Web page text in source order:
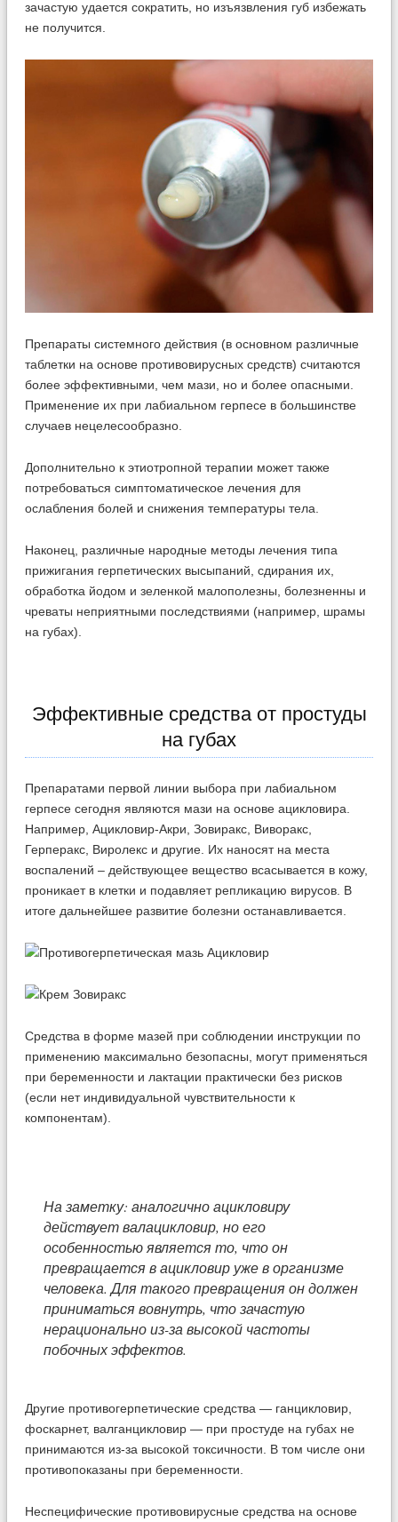
зачастую удается сократить, но изъязвления губ избежать
не получится.
Препараты системного действия (в основном различные
таблетки на основе противовирусных средств) считаются
более эффективными, чем мази, но и более опасными.
Применение их при лабиальном герпесе в большинстве
случаев нецелесообразно.
Дополнительно к этиотропной терапии может также
потребоваться симптоматическое лечения для
ослабления болей и снижения температуры тела.
Наконец, различные народные методы лечения типа
прижигания герпетических высыпаний, сдирания их,
обработка йодом и зеленкой малополезны, болезненны и
чреваты неприятными последствиями (например, шрамы
на губах).
Эффективные средства от простуды
на губах
Препаратами первой линии выбора при лабиальном
герпесе сегодня являются мази на основе ацикловира.
Например, Ацикловир-Акри, Зовиракс, Виворакс,
Герперакс, Виролекс и другие. Их наносят на места
воспалений – действующее вещество всасывается в кожу,
проникает в клетки и подавляет репликацию вирусов. В
итоге дальнейшее развитие болезни останавливается.
Средства в форме мазей при соблюдении инструкции по
применению максимально безопасны, могут применяться
при беременности и лактации практически без рисков
(если нет индивидуальной чувствительности к
компонентам).
На заметку: аналогично ацикловиру
действует валацикловир, но его
особенностью является то, что он
превращается в ацикловир уже в организме
человека. Для такого превращения он должен
приниматься вовнутрь, что зачастую
нерационально из-за высокой частоты
побочных эффектов.
Другие противогерпетические средства — ганцикловир,
фоскарнет, валганцикловир — при простуде на губах не
принимаются из-за высокой токсичности. В том числе они
противопоказаны при беременности.
Неспецифические противовирусные средства на основе